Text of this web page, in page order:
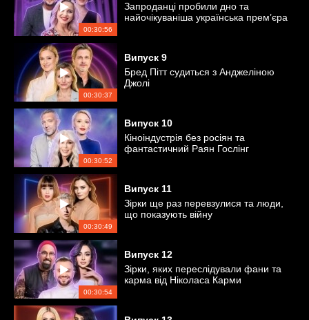
00:30:56
Запроданці пробили дно та
найочікуваніша українська прем’єра
00:30:37
Випуск 9
Бред Пітт судиться з Анджеліною
Джолі
00:30:52
Випуск 10
Кіноіндустрія без росіян та
фантастичний Раян Гослінг
00:30:49
Випуск 11
Зірки ще раз перевзулися та люди,
що показують війну
00:30:54
Випуск 12
Зірки, яких переслідували фани та
карма від Ніколаса Карми